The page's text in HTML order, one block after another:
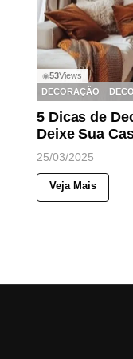
◉53Views
DECORAÇÃO
5 Dicas de
Deixe Sua
25/03/2025
Veja Mais